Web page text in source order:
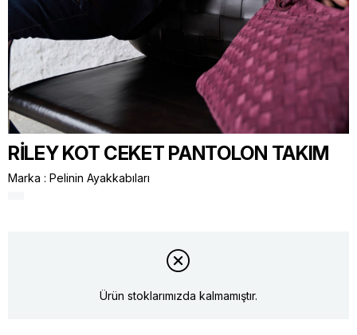
RİLEY KOT CEKET PANTOLON TAKIM
Marka : Pelinin Ayakkabıları
Ürün stoklarımızda kalmamıştır.